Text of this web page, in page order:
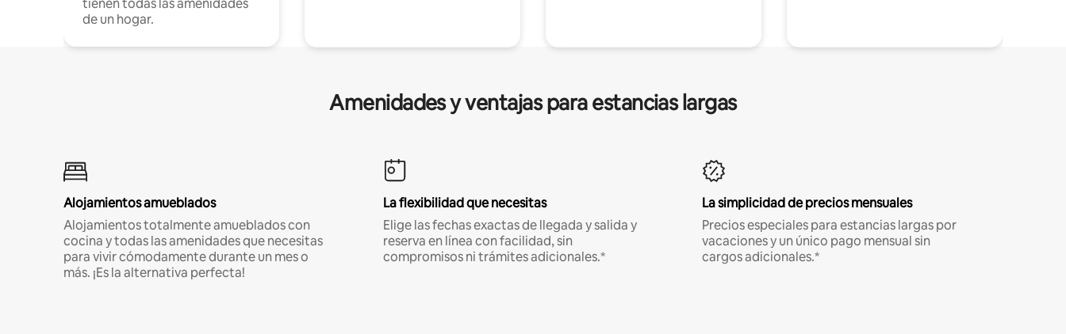
tienen todas las amenidades
de un hogar.
Amenidades y ventajas para estancias largas
Alojamientos amueblados
Alojamientos totalmente amueblados con
cocina y todas las amenidades que necesitas
para vivir cómodamente durante un mes o
más. ¡Es la alternativa perfecta!
La flexibilidad que necesitas
Elige las fechas exactas de llegada y salida y
reserva en línea con facilidad, sin
compromisos ni trámites adicionales.*
La simplicidad de precios mensuales
Precios especiales para estancias largas por
vacaciones y un único pago mensual sin
cargos adicionales.*